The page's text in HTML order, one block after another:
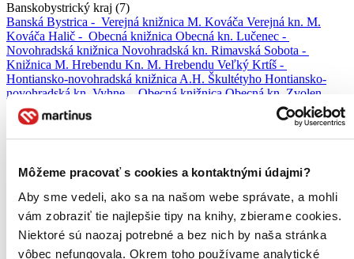
Môžeme pracovať s cookies a kontaktnými údajmi?
Aby sme vedeli, ako sa na našom webe správate, a mohli
vám zobraziť tie najlepšie tipy na knihy, zbierame cookies.
Niektoré sú naozaj potrebné a bez nich by naša stránka
vôbec nefungovala. Okrem toho používame analytické
Banskobystrický kraj (7)
Banská Bystrica - Verejná knižnica M. Kováča Verejná kn. M.
Kováča Halič - Obecná knižnica Obecná kn. Lučenec -
Novohradská knižnica Novohradská kn. Rimavská Sobota -
Knižnica M. Hrebendu Kn. M. Hrebendu Veľký Krtíš -
Hontiansko-novohradská knižnica A.H. Škultétyho Hontiansko-
novohradská kn. Vyhne - Obecná knižnica Obecná kn. Zvolen -
Krajská knižnica Ľ. Štúra
Bratislavský kraj (12)
Knižnica Ružinov
Kn. Ružinov
Mestská knižnica
Mestská kn. Bratislava - Miestna knižnica Lamač Miestna kn.
Lamač Bratislava - Miestna knižnica Petržalka Miestna kn.
Petržalka
Bratislava -
Miestna kn.
Vrakuňa Bratislava -Staromestská knižnica Staromestská kn.
Bratislava -Univerzitná knižnica Univerzitná kn. Častá -Obecná
knižnica Obecná kn. Malacky - Knižnica MCK Kn. MCK Pezinok